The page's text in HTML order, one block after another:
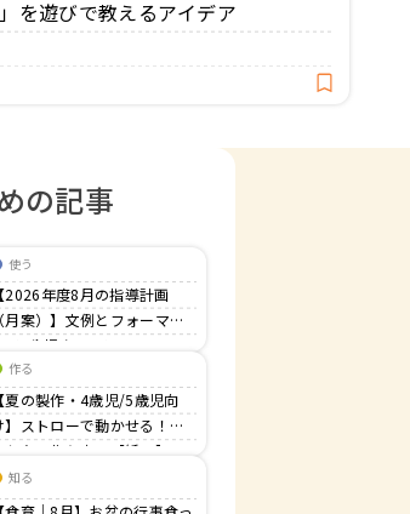
を遊びで教えるアイデア
の記事
使う
【2026年度8月の指導計画
（月案）】文例とフォーマッ
ト＜4歳児クラス＞
作る
【夏の製作・4歳児/5歳児向
】ストローで動かせる！お
かなの作り方 【紙皿】
知る